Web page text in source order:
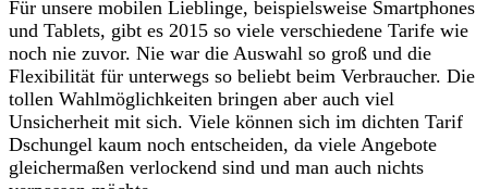
Für unsere mobilen Lieblinge, beispielsweise Smartphones
und Tablets, gibt es 2015 so viele verschiedene Tarife wie
noch nie zuvor. Nie war die Auswahl so groß und die
Flexibilität für unterwegs so beliebt beim Verbraucher. Die
tollen Wahlmöglichkeiten bringen aber auch viel
Unsicherheit mit sich. Viele können sich im dichten Tarif
Dschungel kaum noch entscheiden, da viele Angebote
gleichermaßen verlockend sind und man auch nichts